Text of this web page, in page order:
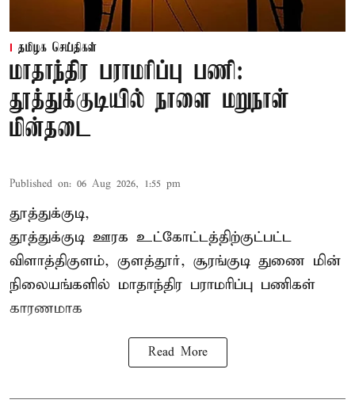
தமிழக செய்திகள்
மாதாந்திர பராமரிப்பு பணி:
தூத்துக்குடியில் நாளை மறுநாள்
மின்தடை
Published on: 06 Aug 2026, 1:55 pm
தூத்துக்குடி,
தூத்துக்குடி ஊரக உட்கோட்டத்திற்குட்பட்ட
விளாத்திகுளம், குளத்தூர், சூரங்குடி துணை மின்
நிலையங்களில் மாதாந்திர பராமரிப்பு பணிகள்
காரணமாக
Read More